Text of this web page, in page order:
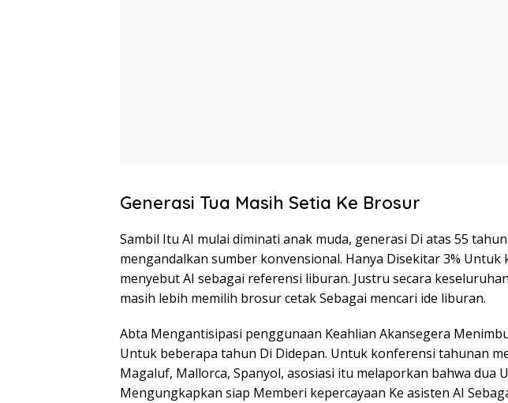
Generasi Tua Masih Setia Ke Brosur
Sambil Itu AI mulai diminati anak muda, generasi Di atas 55
mengandalkan sumber konvensional. Hanya Disekitar 3% Untuk
menyebut AI sebagai referensi liburan. Justru secara
masih lebih memilih brosur cetak Sebagai mencari ide liburan.
Abta Mengantisipasi penggunaan Keahlian Akansegera
Untuk beberapa tahun Di Didepan. Untuk konferensi tahunan
Magaluf, Mallorca, Spanyol, asosiasi itu melaporkan bahwa dua
Mengungkapkan siap Memberi kepercayaan Ke asisten AI